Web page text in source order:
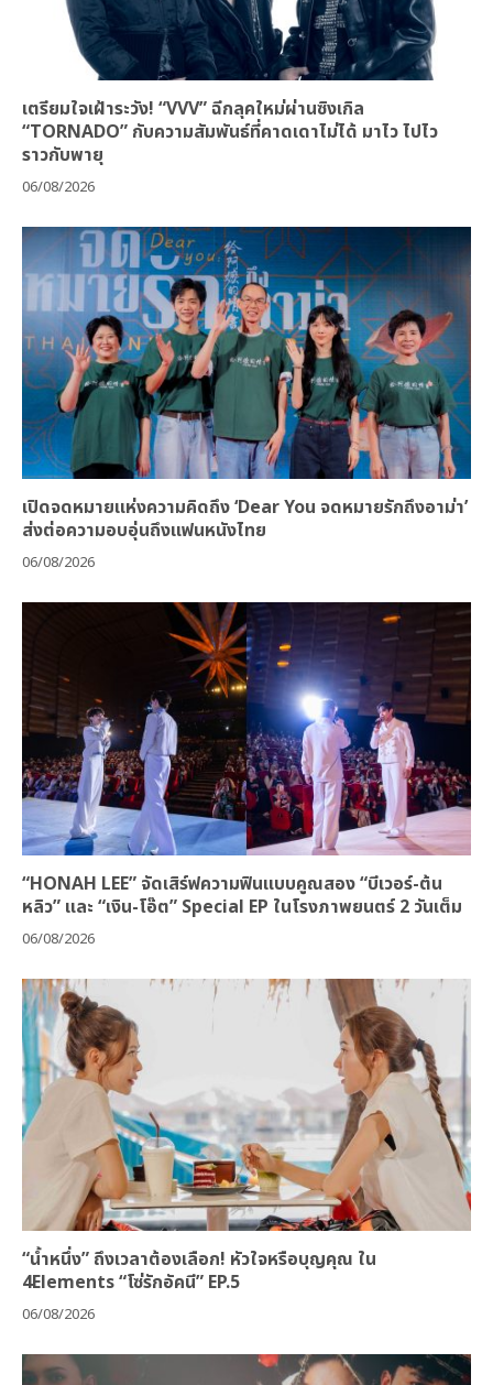
เตรียมใจเฝ้าระวัง! “VVV” ฉีกลุคใหม่ผ่านซิงเกิล
“TORNADO” กับความสัมพันธ์ที่คาดเดาไม่ได้ มาไว ไปไว
ราวกับพายุ
06/08/2026
เปิดจดหมายแห่งความคิดถึง ‘Dear You จดหมายรักถึงอาม่า’
ส่งต่อความอบอุ่นถึงแฟนหนังไทย
06/08/2026
“HONAH LEE” จัดเสิร์ฟความฟินแบบคูณสอง “บีเวอร์-ต้น
หลิว” และ “เงิน-โอ๊ต” Special EP ในโรงภาพยนตร์ 2 วันเต็ม
06/08/2026
“น้ำหนึ่ง” ถึงเวลาต้องเลือก! หัวใจหรือบุญคุณ ใน
4Elements “โซ่รักอัคนี” EP.5
06/08/2026